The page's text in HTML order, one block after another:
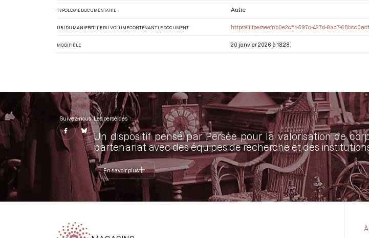
TYPOLOGIE DOCUMENTAIRE Autre
URI DU MANIFEST IIIF DU VOLUME CONTENANT LE DOCUMENT https://iiif.persee.fr/b0e2cf11-597c-427d-8ac7-
MODIFIÉ LE 20 janvier 2026 à 18:28
Suivez-nous Les perséides
Un dispositif pensé par Persée pour la valorisation de
partenariat avec des équipes de recherche et des
En savoir plus